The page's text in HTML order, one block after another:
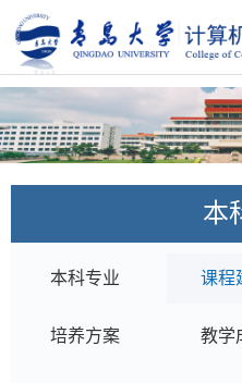
首
页
学
院
机
本
本科专业 课程
培养方案 教学